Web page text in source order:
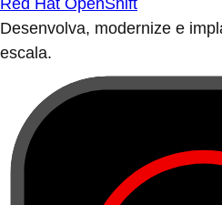
Red Hat OpenShift
Desenvolva, modernize e
escala.